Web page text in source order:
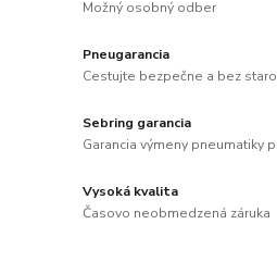
Možný osobný odber
Pneugarancia
Cestujte bezpečne a bez
Sebring garancia
Garancia výmeny pneumatiky
Vysoká kvalita
Časovo neobmedzená záruka